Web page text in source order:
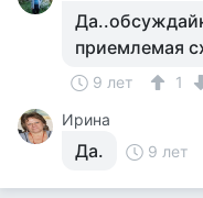
приемлемая
9 лет
1
Ирина
Да. 9 лет